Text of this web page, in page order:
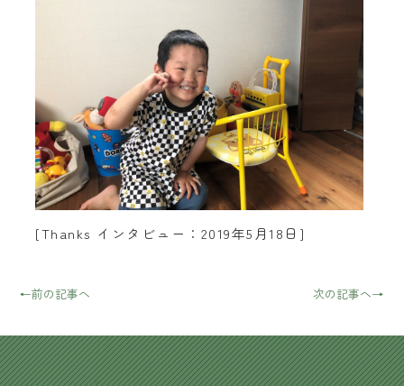
[Thanks インタビュー：2019年5月18日]
←前の記事へ 次の記事へ→